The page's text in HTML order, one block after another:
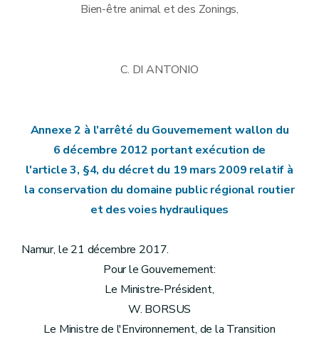
Bien-être animal et des Zonings,
C. DI ANTONIO
Annexe 2 à l'arrêté du Gouvernement wallon du
6 décembre 2012 portant exécution de
l'article 3, §4, du décret du 19 mars 2009 relatif à
la conservation du domaine public régional routier
et des voies hydrauliques
Namur, le 21 décembre 2017.
Pour le Gouvernement:
Le Ministre-Président,
W. BORSUS
Le Ministre de l'Environnement, de la Transition